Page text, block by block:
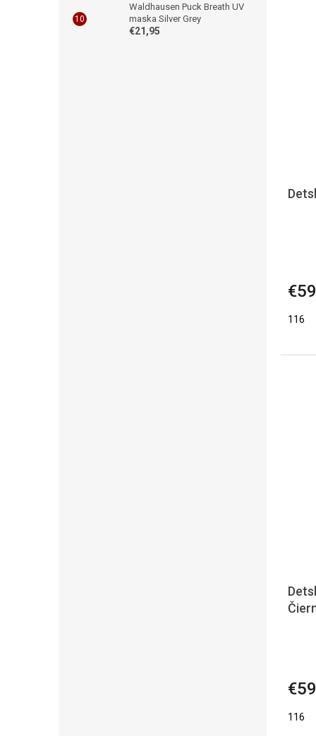
Waldhausen Puck Breath UV
maska Silver Grey
€21,95
116
116